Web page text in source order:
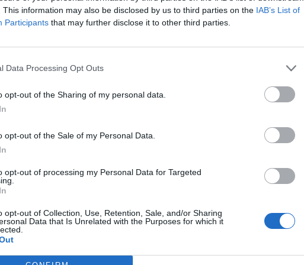
This information may also be disclosed by us to third parties on the IAB’s List of
Participants that may further disclose it to other third parties.
Data Processing Opt Outs
opt-out of the Sharing of my personal data.
opt-out of the Sale of my Personal Data.
opt-out of processing my Personal Data for Targeted
opt-out of Collection, Use, Retention, Sale, and/or Sharing
Data that Is Unrelated with the Purposes for which it
έκθεση Ερρίκος Ντυνάν
Δείτε Ακόμη